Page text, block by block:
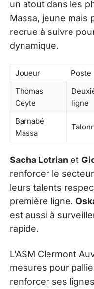
un atout dans les
Massa, jeune mais
recrue à suivre
dynamique.
Joueur Poste
Thomas
Ceyte
ligne
Barnabé
Massa
Sacha Lotrian et
renforcer le
leurs talents
première ligne.
est aussi à
rapide.
L’ASM Clermont
mesures pour
renforcer ses